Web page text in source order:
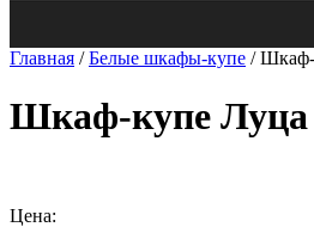
Главная /Белые шкафы-купе / Шкаф-
Шкаф-купе Луца
Цена: